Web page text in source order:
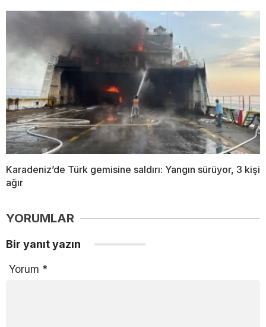
Karadeniz’de Türk gemisine saldırı: Yangın sürüyor, 3 kişi
ağır
YORUMLAR
Bir yanıt yazın
Yorum *